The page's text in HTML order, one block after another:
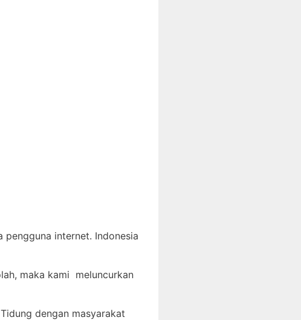
internet. Indonesia
maka kami meluncurkan
dengan masyarakat